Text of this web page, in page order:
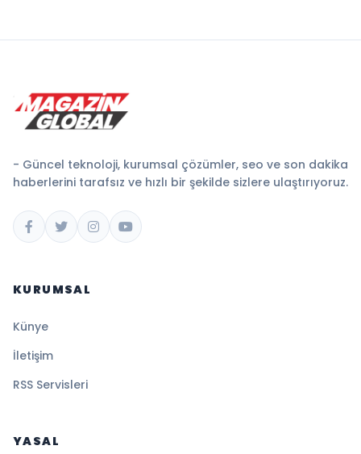
- Güncel teknoloji, kurumsal çözümler, seo ve son dakika
haberlerini tarafsız ve hızlı bir şekilde sizlere ulaştırıyoruz.
KURUMSAL
Künye
İletişim
RSS Servisleri
YASAL